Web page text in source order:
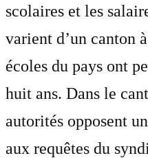
scolaires et les
varient d’un canton
écoles du pays ont
huit ans. Dans le
autorités opposent
aux requêtes du